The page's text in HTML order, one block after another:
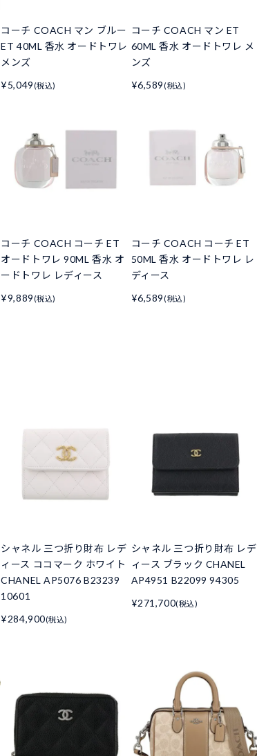
コーチ COACH マン ブルー
ET 40ML 香水 オードトワレ
メンズ
¥5,049 (税込)
コーチ COACH マン ET
60ML 香水 オードトワレ メ
ンズ
¥6,589 (税込)
コーチ COACH コーチ ET
オードトワレ 90ML 香水 オ
ードトワレ レディース
¥9,889 (税込)
コーチ COACH コーチ ET
50ML 香水 オードトワレ レ
ディース
¥6,589 (税込)
シャネル 三つ折り財布 レデ
ィース ココマーク ホワイト
CHANEL AP5076 B23239
10601
¥284,900(税込)
シャネル 三つ折り財布 レデ
ィース ブラック CHANEL
AP4951 B22099 94305
¥271,700(税込)